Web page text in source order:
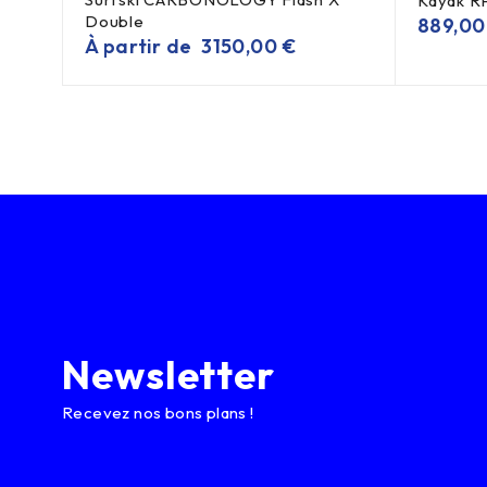
Double
À partir de3150,00€
889,00
Newsletter
Recevez nos bons plans !